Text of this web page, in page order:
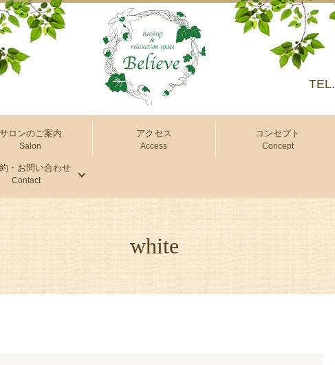
TEL.
サロンのご案内
Salon
アクセス
Access
コンセプト
Concept
・お問い合わせ
Contact
white